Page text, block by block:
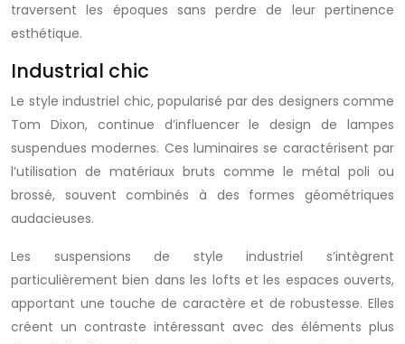
traversent les époques sans perdre de leur pertinence
esthétique.
Industrial chic
Le style industriel chic, popularisé par des designers comme
Tom Dixon, continue d’influencer le design de lampes
suspendues modernes. Ces luminaires se caractérisent par
l’utilisation de matériaux bruts comme le métal poli ou
brossé, souvent combinés à des formes géométriques
audacieuses.
Les suspensions de style industriel s’intègrent
particulièrement bien dans les lofts et les espaces ouverts,
apportant une touche de caractère et de robustesse. Elles
créent un contraste intéressant avec des éléments plus